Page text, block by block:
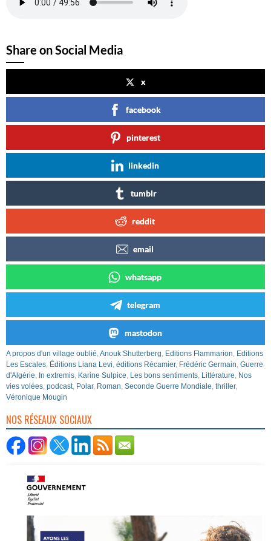
Share on Social Media
x
facebook
pinterest
linkedin
tumblr
reddit
email
whatsapp
telegram
mastodon
A propos d'un village oublié Anouk Shutterberg Editions Flammarion Editions
Les Escales Éditions Liana Levi éditions Récamier, Frédéric Germain Guerre
d'Algérie In extremis Karine Sulpice Les bons sentiments Littérature Nos
vies volées podcast, Polar, Roman Seconde Guerre Mondiale thriller,
Véronique Mougin
NOS RÉSEAUX SOCIAUX